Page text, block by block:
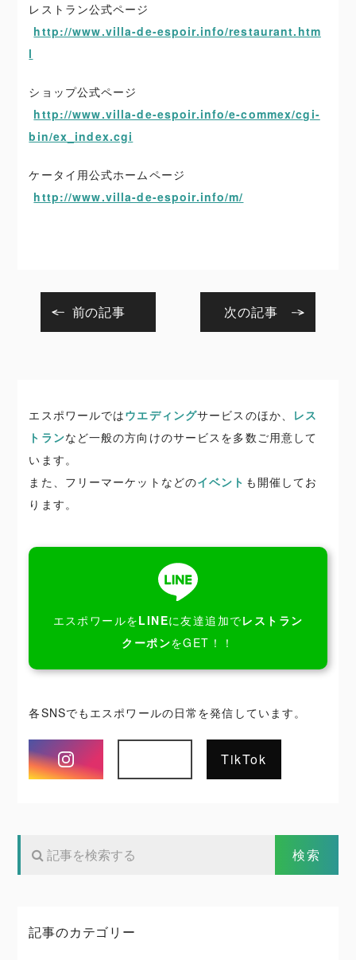
レストラン公式ページ
http://www.villa-de-espoir.info/restaurant.htm
l
ショップ公式ページ
http://www.villa-de-espoir.info/e-commex/cgi-
bin/ex_index.cgi
ケータイ用公式ホームページ
http://www.villa-de-espoir.info/m/
前の記事 次の記事
エスポワールではウエディングサービスのほか、 レス
トランなど一般の方向けのサービスを多数ご用意して
います。
また、フリーマーケットなどのイベント も開催してお
ります。
エスポワールをLINEに友達追加でレストラン
クーポンをGET！！
各SNSでもエスポワールの日常を発信しています。
Instagram
TikTok
記事のカテゴリー